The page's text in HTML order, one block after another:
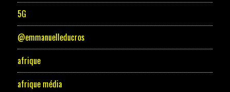
5G
@emmanuelleducros
afrique
afrique média